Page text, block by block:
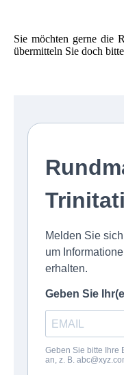
Sie möchten gerne die
übermitteln Sie doch